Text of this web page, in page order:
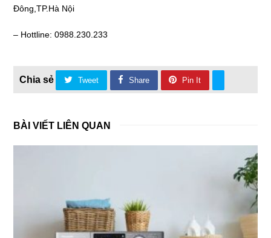
Đông,TP.Hà Nội
– Hottline: 0988.230.233
Tweet Share Pin It
BÀI VIẾT LIÊN QUAN